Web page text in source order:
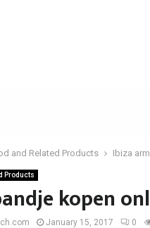
and Related Products Ibiza
Products
kopen
January 15, 2017 0